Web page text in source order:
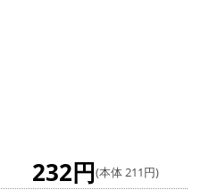
232円(本体 211円)